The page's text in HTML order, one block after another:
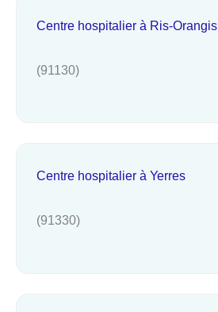
Centre hospitalier à Ris-Orangis
(91130)
Centre hospitalier à Yerres
(91330)